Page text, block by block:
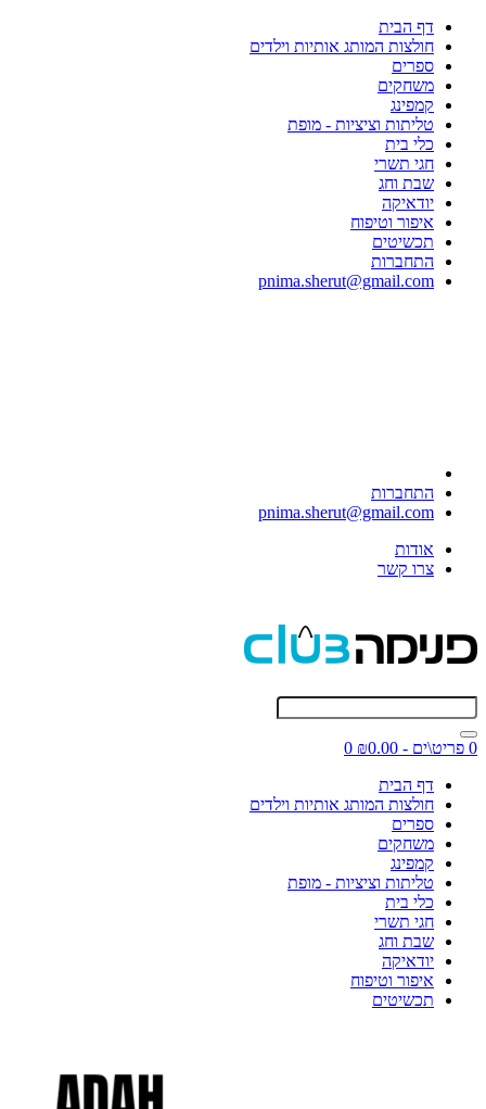
דף הבית
חולצות המותג אותיות וילדים
ספרים
משחקים
קמפינג
טליתות וציציות - מופת
כלי בית
חגי תשרי
שבת וחג
יודאיקה
איפור וטיפוח
תכשיטים
התחברות
pnima.sherut@gmail.com
התחברות
pnima.sherut@gmail.com
אודות
צרו קשר
0 פריט\ים - ₪0.00
0
דף הבית
חולצות המותג אותיות וילדים
ספרים
משחקים
קמפינג
טליתות וציציות - מופת
כלי בית
חגי תשרי
שבת וחג
יודאיקה
איפור וטיפוח
תכשיטים